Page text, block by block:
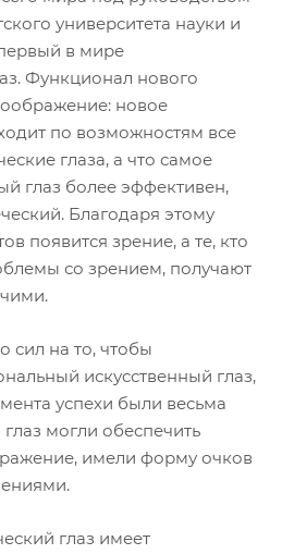
университета науки и
в мире
Функционал нового
новое
по возможностям все
глаза, а что самое
глаз более эффективен,
Благодаря этому
появится зрение, а те, кто
со зрением, получают
сил на то, чтобы
искусственный глаз,
успехи были весьма
могли обеспечить
имели форму очков
глаз имеет